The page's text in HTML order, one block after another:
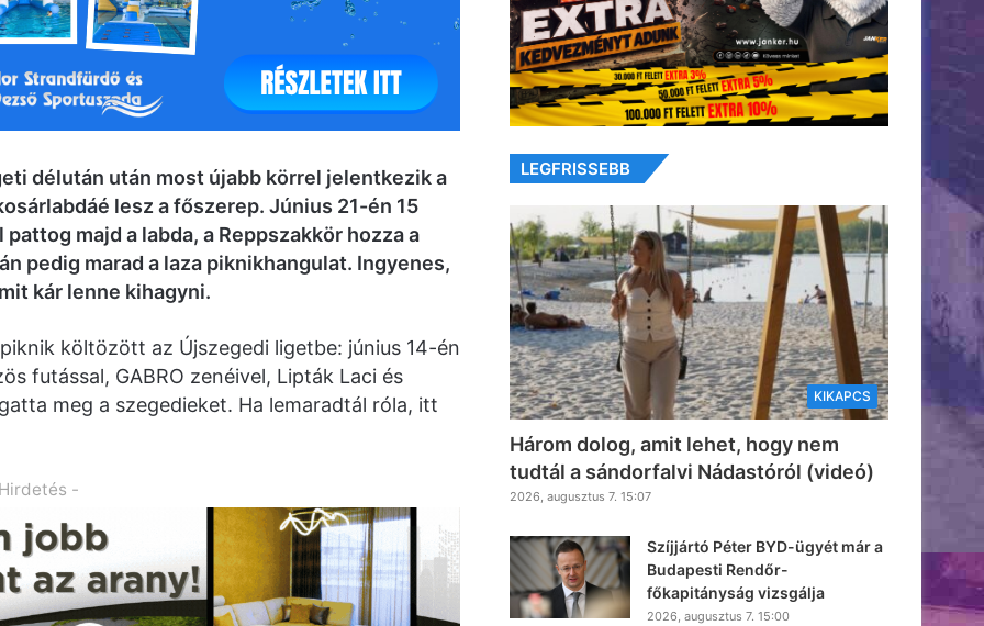
délután után most újabb körrel jelentkezik a
lesz a főszerep. Június 21-én 15
majd a labda, a Reppszakkör hozza a
pedig marad a laza piknikhangulat. Ingyenes,
kár lenne kihagyni.
költözött az Újszegedi ligetbe: június 14-én
futással, GABRO zenéivel, Lipták Laci és
meg a szegedieket. Ha lemaradtál róla, itt
-
LEGFRISSEBB
KIKAPCS
Három dolog, amit lehet, hogy nem
tudtál a sándorfalvi Nádastóról (videó)
2026, augusztus 7. 15:07
Szíjjártó Péter BYD-ügyét már a
Budapesti Rendőr-
főkapitányság vizsgálja
2026, augusztus 7. 15:00